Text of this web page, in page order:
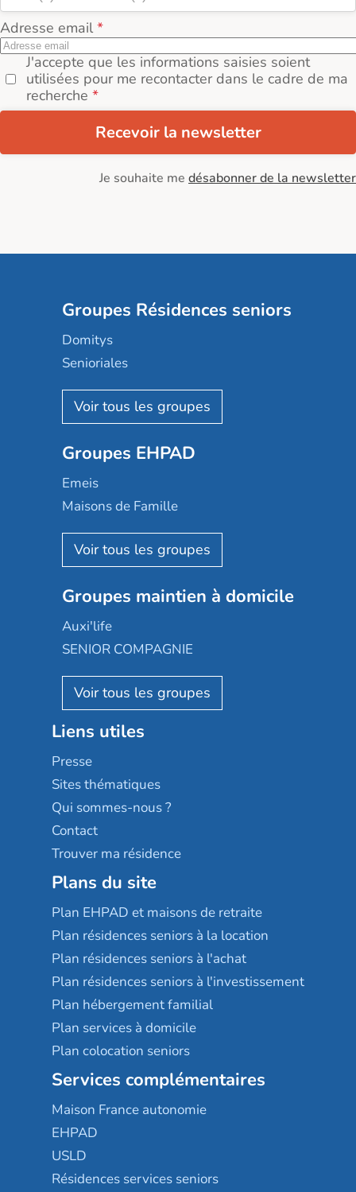
Adresse email
J'accepte que les informations saisies soient
utilisées pour me recontacter dans le cadre de ma
recherche
Recevoir la newsletter
Je souhaite me désabonner de la newsletter
Groupes Résidences seniors
Domitys
Senioriales
Nohée
Les Résidentiels
Mobicap
Domusvi
Happy Senior
Aquarelia
Nexity edenea
Les jardins d'Arcadie
Occitalia
Appartseniors
Reseda
Stella management
Les villages d'or
Sérénys
Résidences services Villa Médicis
Groupes EHPAD
Emeis
Maisons de Famille
Korian
Emera
Groupe SOS
Le Noble Âge
Almage
Résidalya
Groupe aplus
Groupes maintien à domicile
Auxi'life
SENIOR COMPAGNIE
AGE D'OR Services
Liens utiles
Presse
Sites thématiques
Qui sommes-nous ?
Contact
Trouver ma résidence
Plans du site
Plan EHPAD et maisons de retraite
Plan résidences seniors à la location
Plan résidences seniors à l'achat
Plan résidences seniors à l'investissement
Plan hébergement familial
Plan services à domicile
Plan colocation seniors
Services complémentaires
Maison France autonomie
EHPAD
USLD
Résidences services seniors